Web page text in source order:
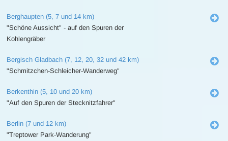
Berghaupten (5, 7 und 14 km)
"Schöne Aussicht" - auf den Spuren der
Kohlengräber
Bergisch Gladbach (7, 12, 20, 32 und 42 km)
"Schmitzchen-Schleicher-Wanderweg"
Berkenthin (5, 10 und 20 km)
"Auf den Spuren der Stecknitzfahrer"
Berlin (7 und 12 km)
"Treptower Park-Wanderung"